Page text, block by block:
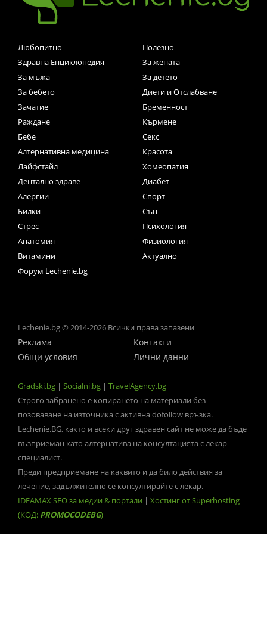
Любопитно
Полезно
Здравна Енциклопедия
За жената
За мъжа
За детето
За бебето
Диети и Отслабване
Зачатие
Бременност
Раждане
Кърмене
Бебе
Секс
Алтернативна медицина
Красота
Лайфстайл
Хомеопатия
Дентално здраве
Диабет
Алергии
Спорт
Билки
Сън
Стрес
Психология
Анатомия
Физиология
Витамини
Актуално
Форум Lechenie.bg
Lechenie.bg © 2014-2026 Всички права запазени
Реклама
Контакти
Общи условия
Лични данни
Gradski.bg | Socialni.bg | TravelAgency.bg
Строго забранено е копирането на материали без
позоваване на източника с активна dofollow връзка.
Lechenie.BG, както и всеки друг здравен сайт не може да бъде
възприеман като алтернатива на консултацията с лекар-
специалист.
Преди предприемане на каквито и да било действия за
лечение, задължително се консултирайте с лекар.
IDEAMAX SEO за медии & портали | Хостинг от Superhosting
(КОД: PROMOCODEBG)